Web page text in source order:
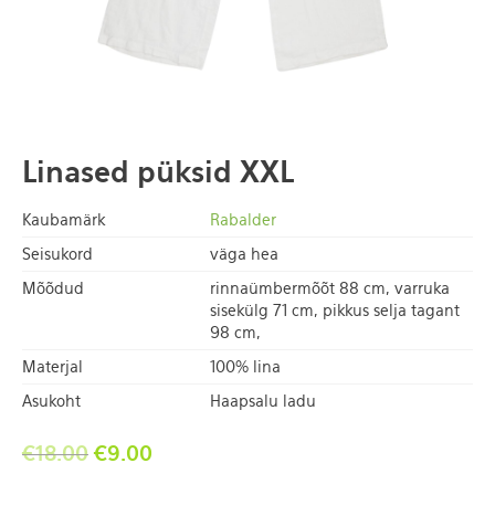
Linased püksid XXL
Kaubamärk
Rabalder
Seisukord
väga hea
Mõõdud
rinnaümbermõõt 88 cm, varruka
sisekülg 71 cm, pikkus selja tagant
98 cm,
Materjal
100% lina
Asukoht
Haapsalu ladu
€18.00 €9.00